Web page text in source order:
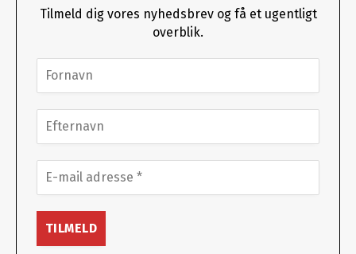
Tilmeld dig vores nyhedsbrev og få et ugentligt
overblik.